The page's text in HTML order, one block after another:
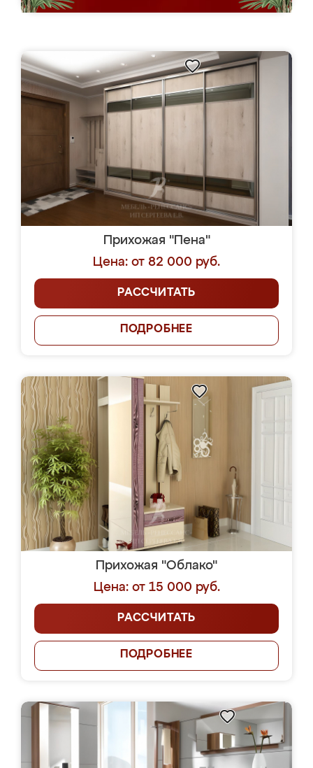
Прихожая "Пена"
Цена: от 82 000 руб.
РАССЧИТАТЬ
ПОДРОБНЕЕ
Прихожая "Облако"
Цена: от 15 000 руб.
РАССЧИТАТЬ
ПОДРОБНЕЕ